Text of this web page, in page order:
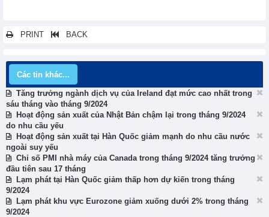
PRINT BACK
Các tin khác...
Tăng trưởng ngành dịch vụ của Ireland đạt mức cao nhất trong
sáu tháng vào tháng 9/2024
Hoạt động sản xuất của Nhật Bản chậm lại trong tháng 9/2024
do nhu cầu yếu
Hoạt động sản xuất tại Hàn Quốc giảm mạnh do nhu cầu nước
ngoài suy yếu
Chỉ số PMI nhà máy của Canada trong tháng 9/2024 tăng trưởng
đầu tiên sau 17 tháng
Lạm phát tại Hàn Quốc giảm thấp hơn dự kiến trong tháng
9/2024
Lạm phát khu vực Eurozone giảm xuống dưới 2% trong tháng
9/2024